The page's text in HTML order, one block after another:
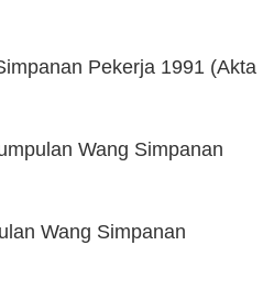
Pekerja 1991 (Akta
Wang Simpanan
Wang Simpanan